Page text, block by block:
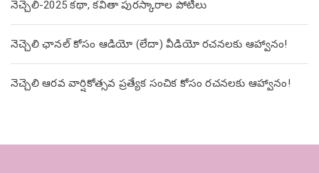
నెచ్చెలి-2025 కథా, కవితా పురస్కారాల పోటీలు
నెచ్చెలి ఛానల్ కోసం ఆడియో (లేదా) వీడియో రచనలకు ఆహ్వానం!
నెచ్చెలి ఆరవ వార్షికోత్సవ ప్రత్యేక సంచిక కోసం రచనలకు ఆహ్వానం!